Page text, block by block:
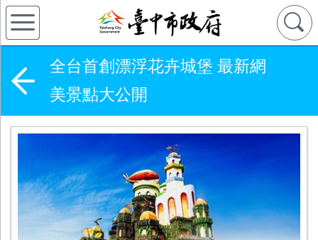
全台首創漂浮花卉城堡 最新網
美景點大公開